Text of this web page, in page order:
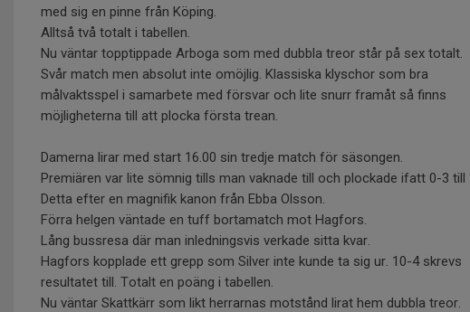
med sig en pinne från Köping.
Alltså två totalt i tabellen.
Nu väntar topptippade Arboga som med dubbla treor står på sex totalt.
Svår match men absolut inte omöjlig. Klassiska klyschor som bra
målvaktsspel i samarbete med försvar och lite snurr framåt så finns
möjligheterna till att plocka första trean.
Damerna lirar med start 16.00 sin tredje match för säsongen.
Premiären var lite sömnig tills man vaknade till och plockade ifatt 0-3 till
Detta efter en magnifik kanon från Ebba Olsson.
Förra helgen väntade en tuff bortamatch mot Hagfors.
Lång bussresa där man inledningsvis verkade sitta kvar.
Hagfors kopplade ett grepp som Silver inte kunde ta sig ur. 10-4 skrevs
resultatet till. Totalt en poäng i tabellen.
Nu väntar Skattkärr som likt herrarnas motstånd lirat hem dubbla treor.